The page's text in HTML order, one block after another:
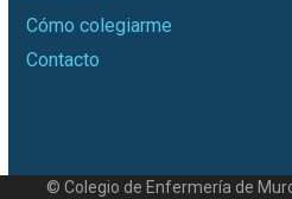
Cómo colegiarme
Contacto
© Colegio de Enfermería de